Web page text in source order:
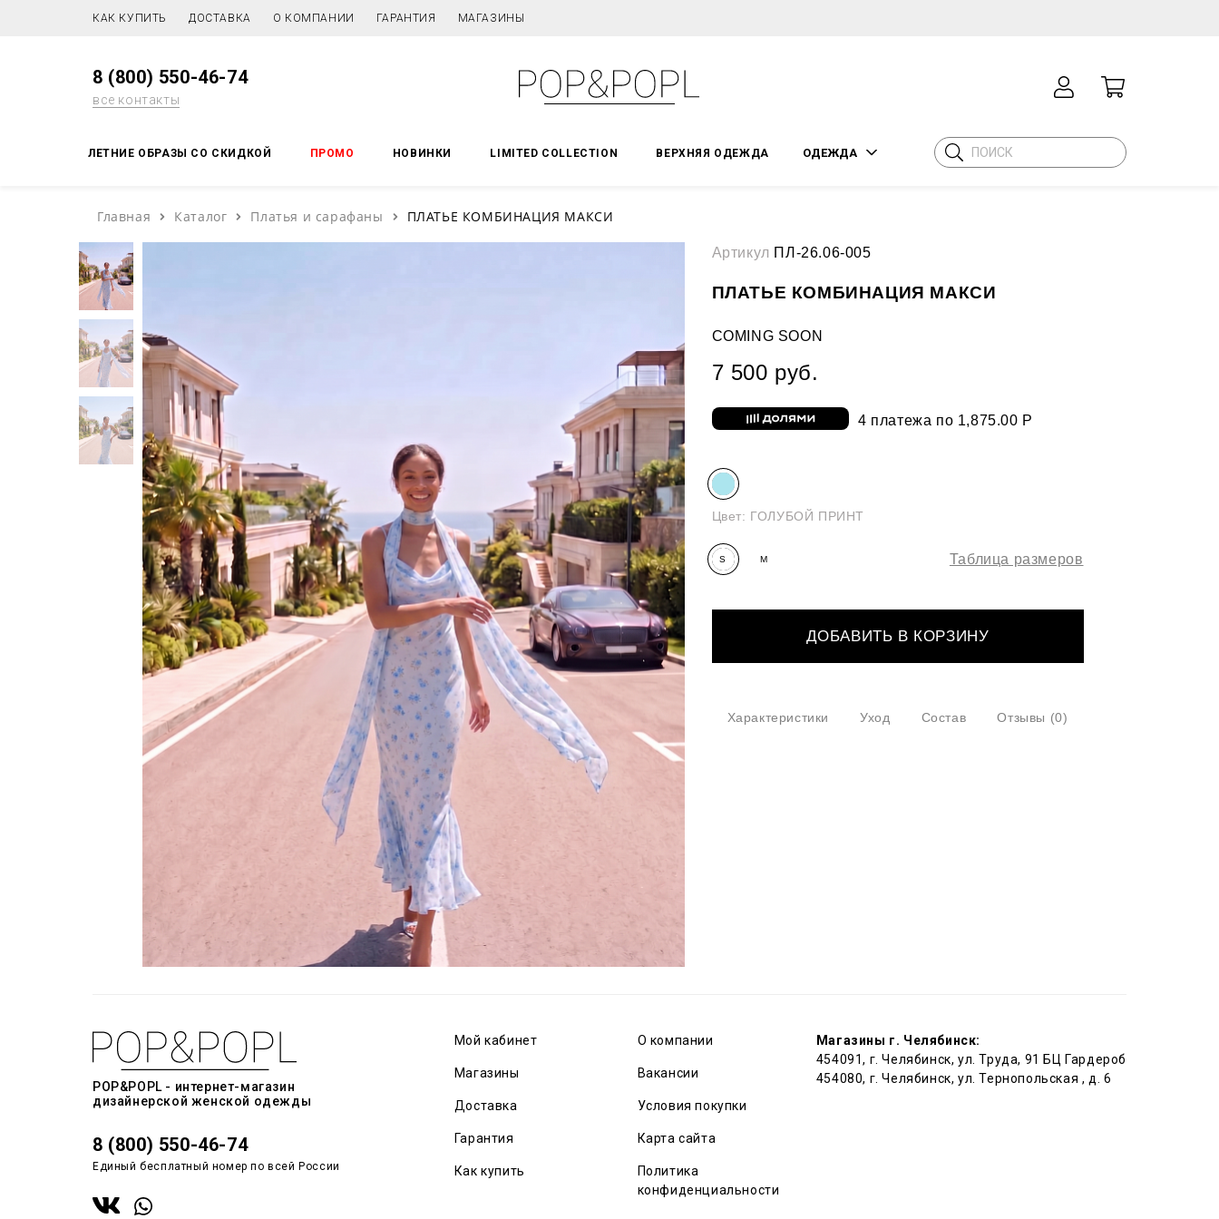
КАК КУПИТЬ ДОСТАВКА О КОМПАНИИ ГАРАНТИЯ МАГАЗИНЫ
8 (800) 550-46-74
все контакты
ЛЕТНИЕ ОБРАЗЫ СО СКИДКОЙ ПРОМО НОВИНКИ LIMITED COLLECTION ВЕРХНЯЯ ОДЕЖДА ОДЕЖДА
Главная Каталог Платья и сарафаны ПЛАТЬЕ КОМБИНАЦИЯ МАКСИ
Артикул ПЛ-26.06-005
ПЛАТЬЕ КОМБИНАЦИЯ МАКСИ
COMING SOON
7 500 руб.
4 платежа по 1,875.00 Р
Цвет: ГОЛУБОЙ ПРИНТ
S M Таблица размеров
ДОБАВИТЬ В КОРЗИНУ
Характеристики Уход Состав Отзывы (0)
POP&POPL - интернет-магазин
дизайнерской женской одежды
8 (800) 550-46-74
Единый бесплатный номер по всей России
Мой кабинет
Магазины
Доставка
Гарантия
Как купить
О компании
Вакансии
Условия покупки
Карта сайта
Политика
конфиденциальности
Магазины г. Челябинск:
454091, г. Челябинск, ул. Труда, 91 БЦ Гардероб
454080, г. Челябинск, ул. Тернопольская , д. 6